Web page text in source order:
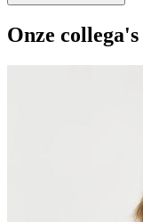
Onze collega's